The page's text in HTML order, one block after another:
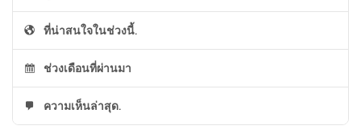
ที่น่าสนใจในช่วงนี้.
ช่วงเดือนที่ผ่านมา
ความเห็นล่าสุด.